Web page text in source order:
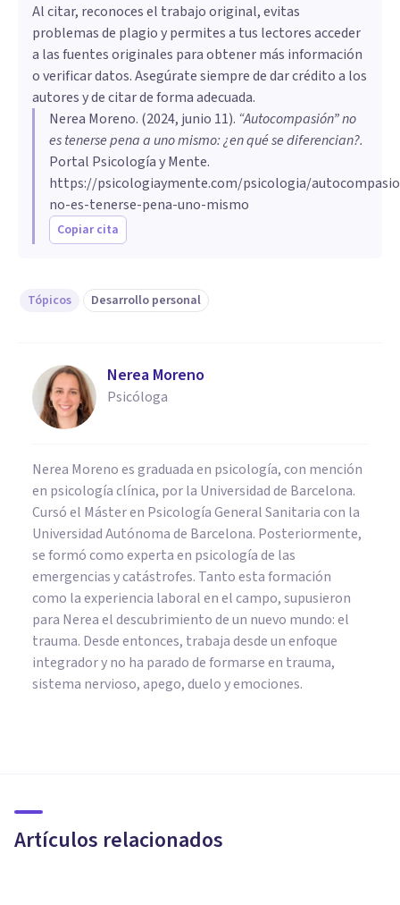
Al citar, reconoces el trabajo original, evitas
problemas de plagio y permites a tus lectores acceder
a las fuentes originales para obtener más información
o verificar datos. Asegúrate siempre de dar crédito a los
autores y de citar de forma adecuada.
Nerea Moreno. (2024, junio 11). “Autocompasión” no
es tenerse pena a uno mismo: ¿en qué se diferencian?.
Portal Psicología y Mente.
https://psicologiaymente.com/psicologia/
no-es-tenerse-pena-uno-mismo
Copiar cita
Tópicos Desarrollo personal
Nerea Moreno
Psicóloga
Nerea Moreno es graduada en psicología, con mención
en psicología clínica, por la Universidad de Barcelona.
Cursó el Máster en Psicología General Sanitaria con la
Universidad Autónoma de Barcelona. Posteriormente,
se formó como experta en psicología de las
emergencias y catástrofes. Tanto esta formación
como la experiencia laboral en el campo, supusieron
para Nerea el descubrimiento de un nuevo mundo: el
trauma. Desde entonces, trabaja desde un enfoque
integrador y no ha parado de formarse en trauma,
sistema nervioso, apego, duelo y emociones.
Artículos relacionados
conocer